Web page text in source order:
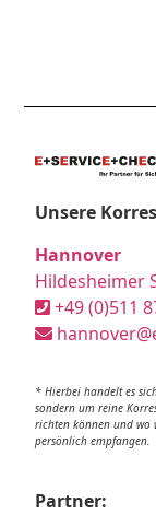
Unsere
Hannover
Hildesheimer
+49 (0)511
* Hierbei handelt es
sondern um reine
richten können und wo
persönlich empfangen.
Partner: